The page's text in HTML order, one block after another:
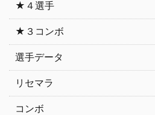
★４選手
★３コンボ
選手データ
リセマラ
コンボ